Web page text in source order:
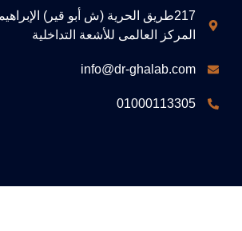
المركز العالمى للأشعة التداخلية
info@dr-ghalab.com
01000113305